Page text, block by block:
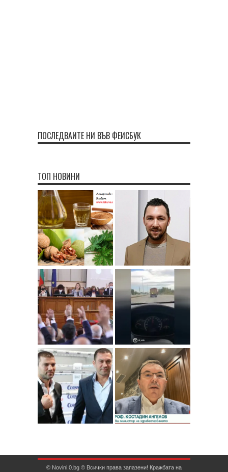
ПОСЛЕДВАЙТЕ НИ ВЪВ ФЕЙСБУК
ТОП НОВИНИ
© Novini.0.bg © Всички права запазени! Кражбата на